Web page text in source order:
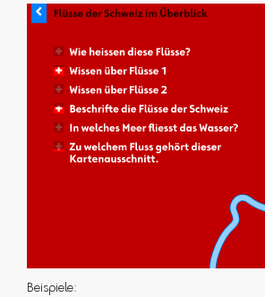
Beispiele: